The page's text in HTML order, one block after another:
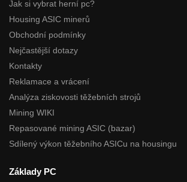
Jak si vybrat herní pc?
Housing ASIC minerů
Obchodní podmínky
Nejčastější dotazy
Kontakty
Reklamace a vrácení
Analýza ziskovosti těžebních strojů
Mining WIKI
Repasované mining ASIC (bazar)
Sdílený výkon těžebního ASICu na housingu
Základy PC